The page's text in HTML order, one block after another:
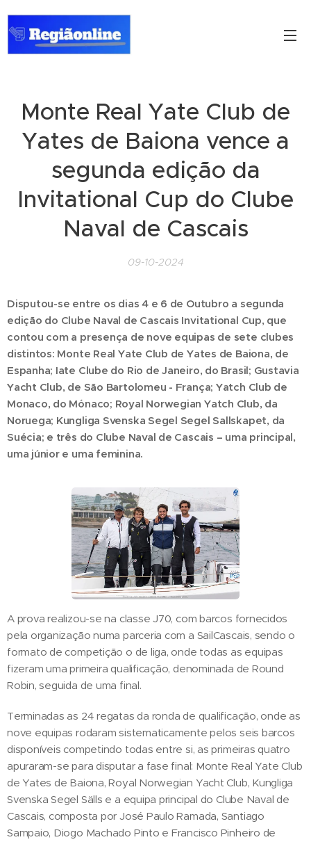
Monte Real Yate Club de
Yates de Baiona vence a
segunda edição da
Invitational Cup do Clube
Naval de Cascais
09-10-2024
Disputou-se entre os dias 4 e 6 de Outubro a segunda
edição do Clube Naval de Cascais Invitational Cup, que
contou com a presença de nove equipas de sete clubes
distintos: Monte Real Yate Club de Yates de Baiona, de
Espanha; Iate Clube do Rio de Janeiro, do Brasil; Gustavia
Yacht Club, de São Bartolomeu - França; Yatch Club de
Monaco, do Mónaco; Royal Norwegian Yatch Club, da
Noruega; Kungliga Svenska Segel Segel Sallskapet, da
Suécia; e três do Clube Naval de Cascais – uma principal,
uma júnior e uma feminina.
A prova realizou-se na classe J70, com barcos fornecidos
pela organização numa parceria com a SailCascais, sendo o
formato de competição o de liga, onde todas as equipas
fizeram uma primeira qualificação, denominada de Round
Robin, seguida de uma final.
Terminadas as 24 regatas da ronda de qualificação, onde as
nove equipas rodaram sistematicamente pelos seis barcos
disponíveis competindo todas entre si, as primeiras quatro
apuraram-se para disputar a fase final: Monte Real Yate Club
de Yates de Baiona, Royal Norwegian Yacht Club, Kungliga
Svenska Segel Sälls e a equipa principal do Clube Naval de
Cascais, composta por José Paulo Ramada, Santiago
Sampaio, Diogo Machado Pinto e Francisco Pinheiro de